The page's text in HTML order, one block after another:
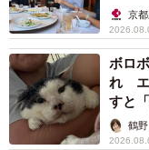
京
ボロ
れ エ
すと
鶴